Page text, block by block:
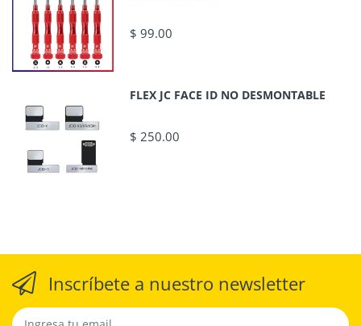
$ 99.00
FLEX JC FACE ID NO DESMONTABLE
$ 250.00
Inscríbete a nuestro newsletter